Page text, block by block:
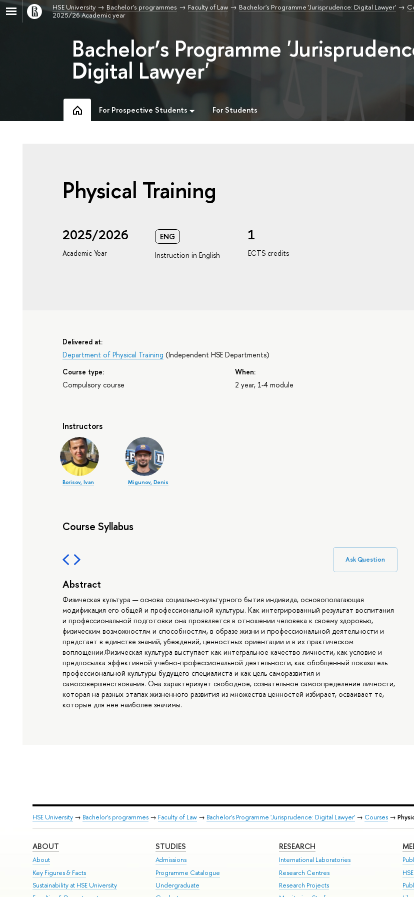
HSE University Bachelor's programmes Faculty of Law Bachelor's Programme 'Jurisprudence: Digital Lawyer'
2025/26 Academic year
Bachelor’s Programme
Digital Lawyer'
For Prospective Students For Students
Physical Training
2025/2026
Academic Year
ENG
Instruction in English
1
ECTS credits
Delivered at:
Department of Physical Training (Independent HSE Departments)
Course type:
Compulsory course
When:
2 year, 1-4 module
Instructors
Borisov, Ivan Migunov, Denis
Course Syllabus
Ask Question
Abstract
Физическая культура — основа социально-культурного бытия индивида, основополагающая
модификация его общей и профессиональной культуры. Как интегрированный результат воспитания
и профессиональной подготовки она проявляется в отношении человека к своему здоровью,
физическим возможностям и способностям, в образе жизни и профессиональной деятельности и
предстает в единстве знаний, убеждений, ценностных ориентации и в их практическом
воплощении.Физическая культура выступает как интегральное качество личности, как условие и
предпосылка эффективной учебно-профессиональной деятельности, как обобщенный показатель
профессиональной культуры будущего специалиста и как цель саморазвития и
самосовершенствования. Она характеризует свободное, сознательное самоопределение личности,
которая на разных этапах жизненного развития из множества ценностей избирает, осваивает те,
которые для нее наиболее значимы.
HSE University→ Bachelor's programmes→ Faculty of Law→ Bachelor's Programme 'Jurisprudence: Digital Lawyer'→ Courses→
ABOUT
About
Key Figures & Facts
Sustainability at HSE University
STUDIES
Admissions
Programme Catalogue
Undergraduate
RESEARCH
International Laboratories
Research Centres
Research Projects